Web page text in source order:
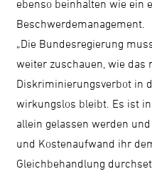
ebenso beinhalten wie ein
Beschwerdemanagement.
„Die Bundesregierung
weiter zuschauen, wie das
Diskriminierungsverbot in
wirkungslos bleibt. Es ist
allein gelassen werden
und Kostenaufwand ihr
Gleichbehandlung